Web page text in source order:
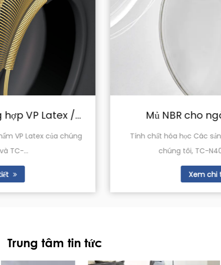
Mủ NBR cho ngành dệt may
Tính chất hóa học Các sản phẩm cao su NBR của
chúng tôi, TC-N401R và TC-N4...
Trung tâm tin tức